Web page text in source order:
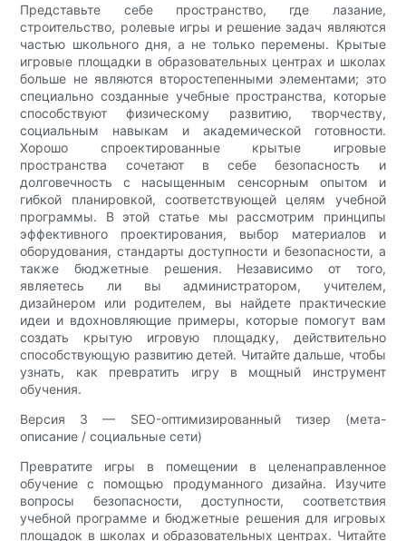
Представьте себе пространство, где лазание,
строительство, ролевые игры и решение задач являются
частью школьного дня, а не только перемены. Крытые
игровые площадки в образовательных центрах и школах
больше не являются второстепенными элементами; это
специально созданные учебные пространства, которые
способствуют физическому развитию, творчеству,
социальным навыкам и академической готовности.
Хорошо спроектированные крытые игровые
пространства сочетают в себе безопасность и
долговечность с насыщенным сенсорным опытом и
гибкой планировкой, соответствующей целям учебной
программы. В этой статье мы рассмотрим принципы
эффективного проектирования, выбор материалов и
оборудования, стандарты доступности и безопасности, а
также бюджетные решения. Независимо от того,
являетесь ли вы администратором, учителем,
дизайнером или родителем, вы найдете практические
идеи и вдохновляющие примеры, которые помогут вам
создать крытую игровую площадку, действительно
способствующую развитию детей. Читайте дальше, чтобы
узнать, как превратить игру в мощный инструмент
обучения.
Версия 3 — SEO-оптимизированный тизер (мета-
описание / социальные сети)
Превратите игры в помещении в целенаправленное
обучение с помощью продуманного дизайна. Изучите
вопросы безопасности, доступности, соответствия
учебной программе и бюджетные решения для игровых
площадок в школах и образовательных центрах. Читайте